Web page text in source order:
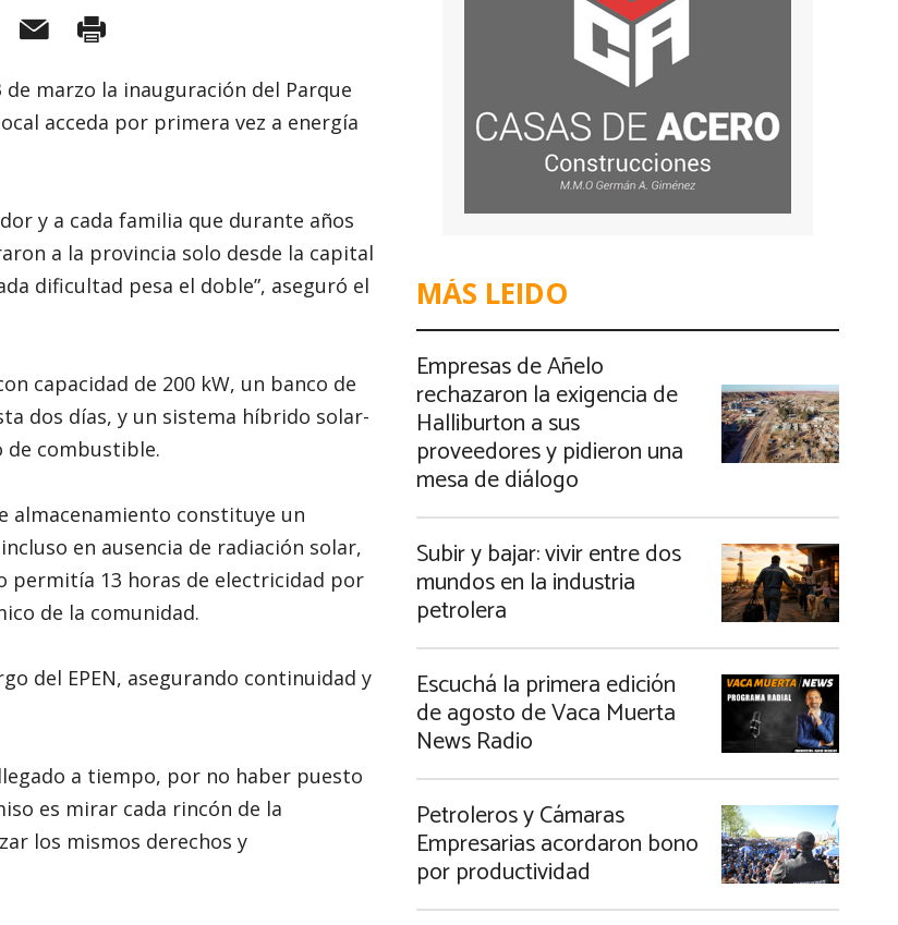
marzo la inauguración del Parque
acceda por primera vez a energía
y a cada familia que durante años
a la provincia solo desde la capital
dificultad pesa el doble”, aseguró el
capacidad de 200 kW, un banco de
dos días, y un sistema híbrido solar-
de combustible.
almacenamiento constituye un
en ausencia de radiación solar,
permitía 13 horas de electricidad por
de la comunidad.
del EPEN, asegurando continuidad y
a tiempo, por no haber puesto
es mirar cada rincón de la
los mismos derechos y
MÁS LEIDO
Empresas de Añelo
rechazaron la exigencia de
Halliburton a sus
proveedores y pidieron una
mesa de diálogo
Subir y bajar: vivir entre dos
mundos en la industria
petrolera
Escuchá la primera edición
de agosto de Vaca Muerta
News Radio
Petroleros y Cámaras
Empresarias acordaron bono
por productividad